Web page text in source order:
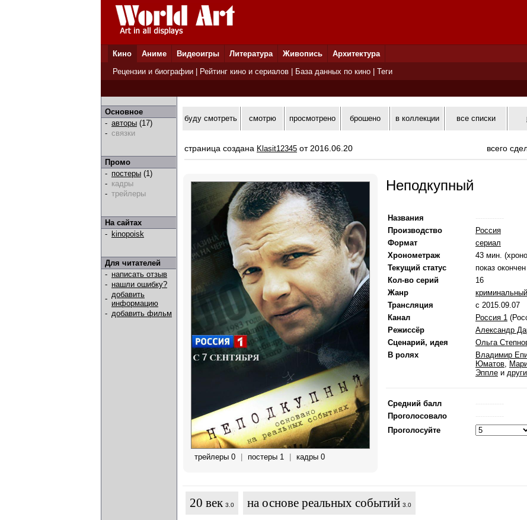
Кино Аниме Видеоигры Литература Живопись Архитектура
Рецензии и биографии
Рейтинг кино и сериалов База данных по кино
Теги
Основное
- авторы (17)
- связки
Промо
- постеры (1)
- кадры
- трейлеры
На сайтах
- kinopoisk
Для читателей
- написать отзыв
- нашли ошибку?
- добавить
информацию
- добавить фильм
буду смотреть смотрю просмотрено брошено в коллекции все списки
страница создана Klasit12345 от 2016.06.20 всего
трейлеры 0 постеры 1 кадры 0
Неподкупный
Названия
Производство
Россия
Формат
сериал
Хронометраж
43 мин.
Текущий статус
показ окончен
Кол-во серий
16
Жанр
криминальный
Трансляция
с 2015.09.07
Канал
Россия 1
Режиссёр
Александр
Сценарий, идея
Ольга
В ролях
Владимир
Юматов,
Эппле и
Средний балл
Проголосовало
Проголосуйте
20 век 3.0 на основе реальных событий 3.0